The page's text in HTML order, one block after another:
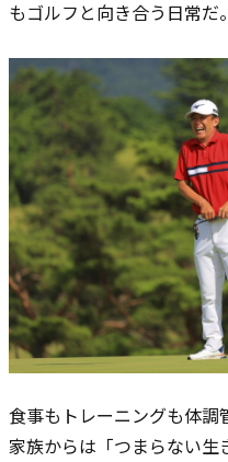
もゴルフと向き合う日常だ。
食事もトレーニングも体調
家族からは「つまらない生